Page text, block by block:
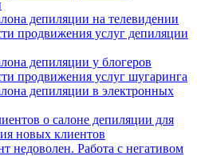
депиляции на телевидении
продвижения услуг депиляции
депиляции у блогеров
продвижения услуг шугаринга
депиляции в электронных
о салоне депиляции для
новых клиентов
недоволен. Работа с негативом